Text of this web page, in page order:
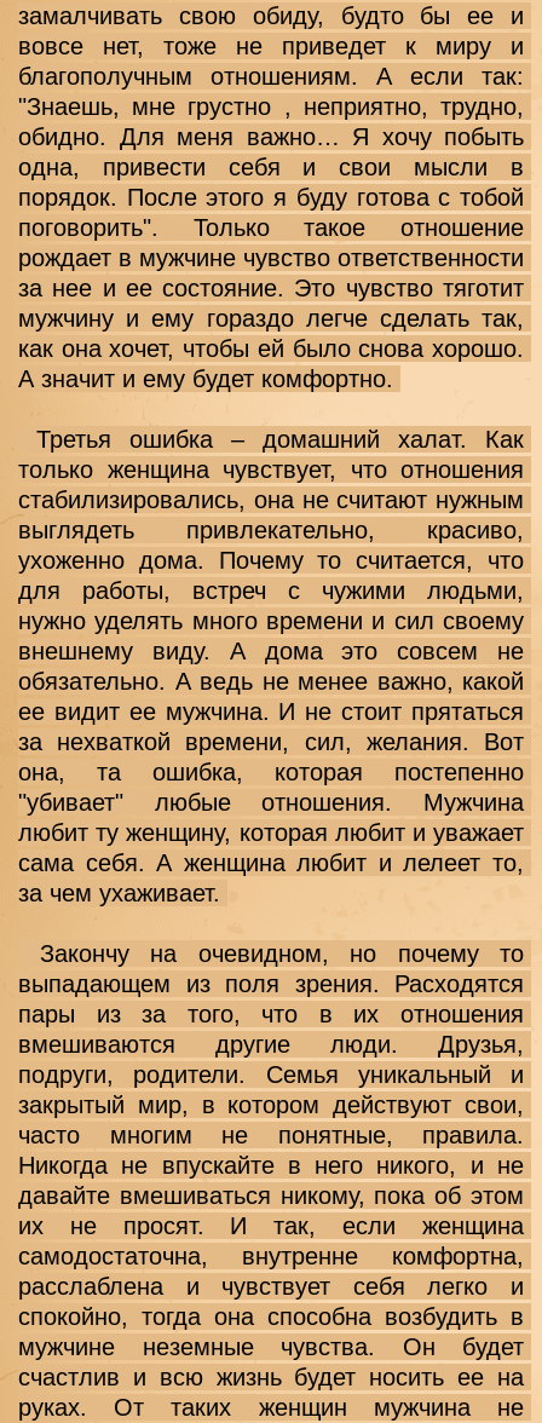
замалчивать свою обиду, будто бы ее и
вовсе нет, тоже не приведет к миру и
благополучным отношениям. А если так:
"Знаешь, мне грустно , неприятно, трудно,
обидно. Для меня важно… Я хочу побыть
одна, привести себя и свои мысли в
порядок. После этого я буду готова с тобой
поговорить". Только такое отношение
рождает в мужчине чувство ответственности
за нее и ее состояние. Это чувство тяготит
мужчину и ему гораздо легче сделать так,
как она хочет, чтобы ей было снова хорошо.
А значит и ему будет комфортно.
только женщина чувствует, что отношения
стабилизировались, она не считают нужным
выглядеть привлекательно, красиво,
ухоженно дома. Почему то считается, что
для работы, встреч с чужими людьми,
нужно уделять много времени и сил своему
внешнему виду. А дома это совсем не
обязательно. А ведь не менее важно, какой
ее видит ее мужчина. И не стоит прятаться
за нехваткой времени, сил, желания. Вот
она, та ошибка, которая постепенно
"убивает" любые отношения. Мужчина
любит ту женщину, которая любит и уважает
сама себя. А женщина любит и лелеет то,
за чем ухаживает.
выпадающем из поля зрения. Расходятся
пары из за того, что в их отношения
вмешиваются другие люди. Друзья,
подруги, родители. Семья уникальный и
закрытый мир, в котором действуют свои,
часто многим не понятные, правила.
Никогда не впускайте в него никого, и не
давайте вмешиваться никому, пока об этом
их не просят. И так, если женщина
самодостаточна, внутренне комфортна,
расслаблена и чувствует себя легко и
спокойно, тогда она способна возбудить в
мужчине неземные чувства. Он будет
счастлив и всю жизнь будет носить ее на
руках. От таких женщин мужчина не